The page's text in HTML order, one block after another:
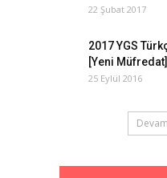
22 Şubat 2017
2017 YGS
[Yeni Müfredat]
25 Eylül 2016